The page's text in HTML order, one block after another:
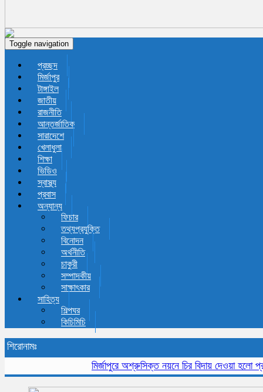
Toggle navigation
প্রচ্ছদ
মির্জাপুর
টাঙ্গাইল
জাতীয়
রাজনীতি
আন্তর্জাতিক
সারাদেশে
খেলাধুলা
শিক্ষা
ভিডিও
স্বাস্থ্য
প্রবাস
অন্যান্য
ফিচার
তথ্যপ্রযুক্তি
বিনোদন
অর্থনীতি
চাকুরী
সম্পাদকীয়
সাক্ষাৎকার
সাহিত্য
শিল্পঘর
কিচিমিচি
শিরোনামঃ
মির্জাপুরে অশ্রুসিক্ত নয়নে চির বিদায় দেওয়া হলো প্রবীন